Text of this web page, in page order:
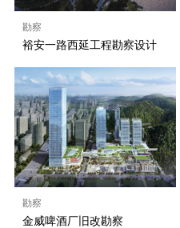
勘察
裕安一路西延工程勘察设计
勘察
金威啤酒厂旧改勘察